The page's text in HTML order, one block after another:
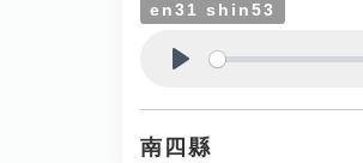
en31 shin53
南四縣